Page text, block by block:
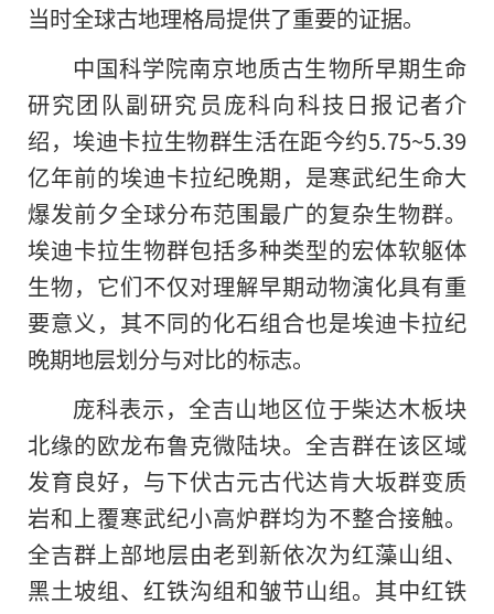
当时全球古地理格局提供了重要的证据。
中国科学院南京地质古生物所早期生命
研究团队副研究员庞科向科技日报记者介
绍，埃迪卡拉生物群生活在距今约5.75~5.39
亿年前的埃迪卡拉纪晚期，是寒武纪生命大
爆发前夕全球分布范围最广的复杂生物群。
埃迪卡拉生物群包括多种类型的宏体软躯体
生物，它们不仅对理解早期动物演化具有重
要意义，其不同的化石组合也是埃迪卡拉纪
晚期地层划分与对比的标志。
庞科表示，全吉山地区位于柴达木板块
北缘的欧龙布鲁克微陆块。全吉群在该区域
发育良好，与下伏古元古代达肯大坂群变质
岩和上覆寒武纪小高炉群均为不整合接触。
全吉群上部地层由老到新依次为红藻山组、
黑土坡组、红铁沟组和皱节山组。其中红铁